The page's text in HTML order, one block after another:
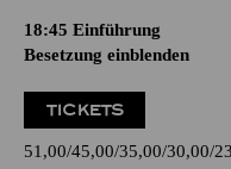
18:45 Einführung
Besetzung einblenden
TICKETS
51,00 45,00 35,00 30,00